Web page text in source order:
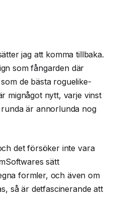
jag att komma tillbaka.
som fångarden där
de bästa roguelike-
mignågot nytt, varje vinst
är annorlunda nog
det försöker inte vara
sätt
formler, och även om
så är detfascinerande att